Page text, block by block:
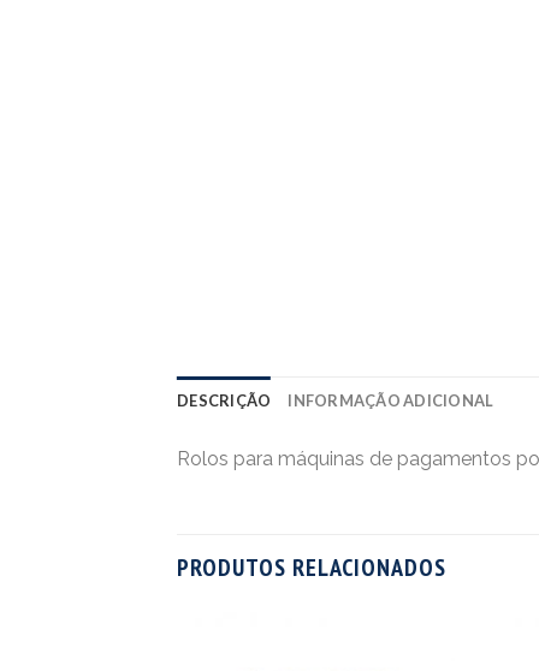
DESCRIÇÃO INFORMAÇÃO ADICIONAL
Rolos para máquinas de pagamentos
PRODUTOS RELACIONADOS